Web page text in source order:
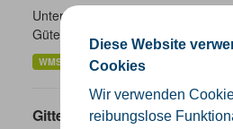
Diese Website
Cookies
Wir verwenden
reibungslose
Unterschiedliche Ebenen der
Gütersloh
WMS SHP GeoJSON
Gitternetze